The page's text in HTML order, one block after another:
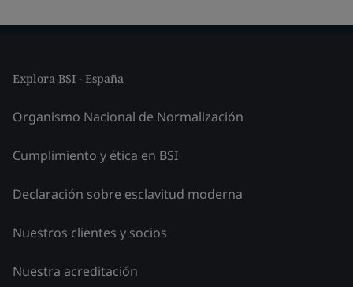
Explora BSI - España
Organismo Nacional de Normalización
Cumplimiento y ética en BSI
Declaración sobre esclavitud moderna
Nuestros clientes y socios
Nuestra acreditación